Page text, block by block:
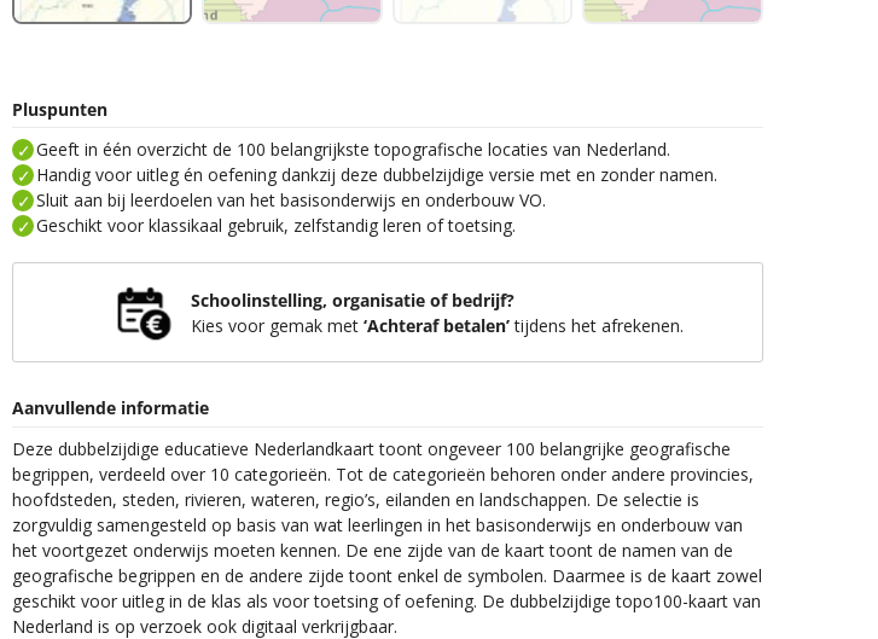
Pluspunten
Geeft in één overzicht de 100 belangrijkste topografische locaties van Nederland.
Handig voor uitleg én oefening dankzij deze dubbelzijdige versie met en zonder namen.
Sluit aan bij leerdoelen van het basisonderwijs en onderbouw VO.
Geschikt voor klassikaal gebruik, zelfstandig leren of toetsing.
Schoolinstelling, organisatie of bedrijf?
Kies voor gemak met‘Achteraf betalen’tijdens het afrekenen.
Aanvullende informatie
Deze dubbelzijdige educatieve Nederlandkaart toont ongeveer 100 belangrijke geografische
begrippen, verdeeld over 10 categorieën. Tot de categorieën behoren onder andere provincies,
hoofdsteden, steden, rivieren, wateren, regio’s, eilanden en landschappen. De selectie is
zorgvuldig samengesteld op basis van wat leerlingen in het basisonderwijs en onderbouw van het
voortgezet onderwijs moeten kennen. De ene zijde van de kaart toont de namen van de
geografische begrippen en de andere zijde toont enkel de symbolen. Daarmee is de kaart zowel
geschikt voor uitleg in de klas als voor toetsing of oefening. De dubbelzijdige topo100-kaart van
Nederland is op verzoek ook digitaal verkrijgbaar.